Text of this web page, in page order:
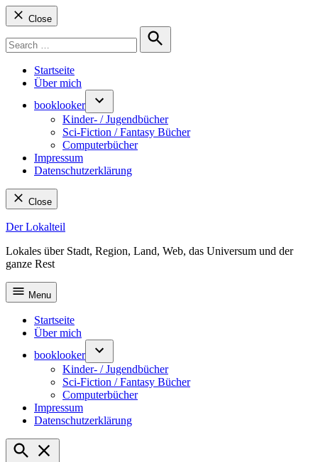
Close
for:
Search
Startseite
Über mich
booklooker
Kinder- / Jugendbücher
Sci-Fiction / Fantasy Bücher
Computerbücher
Impressum
Datenschutzerklärung
Close
Skip
content
Der Lokalteil
Lokales über Stadt, Region, Land, Web, das Universum und der
ganze Rest
Menu
Startseite
Über mich
booklooker
Kinder- / Jugendbücher
Sci-Fiction / Fantasy Bücher
Computerbücher
Impressum
Datenschutzerklärung
Open
Search